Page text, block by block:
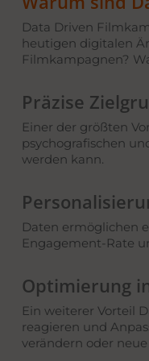
Data Driven
heutigen digitalen
Filmkampagnen?
Präzise
Einer der größten
psychografischen
werden kann.
Daten ermöglichen
Engagement-Rate
Optimierung
Ein weiterer Vorteil
reagieren und
verändern oder